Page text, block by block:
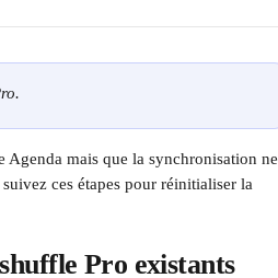
Agenda mais que la synchronisation ne
ces étapes pour réinitialiser la
Pro existants